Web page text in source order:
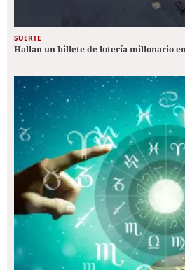
SUERTE
Hallan un billete de lotería millonario